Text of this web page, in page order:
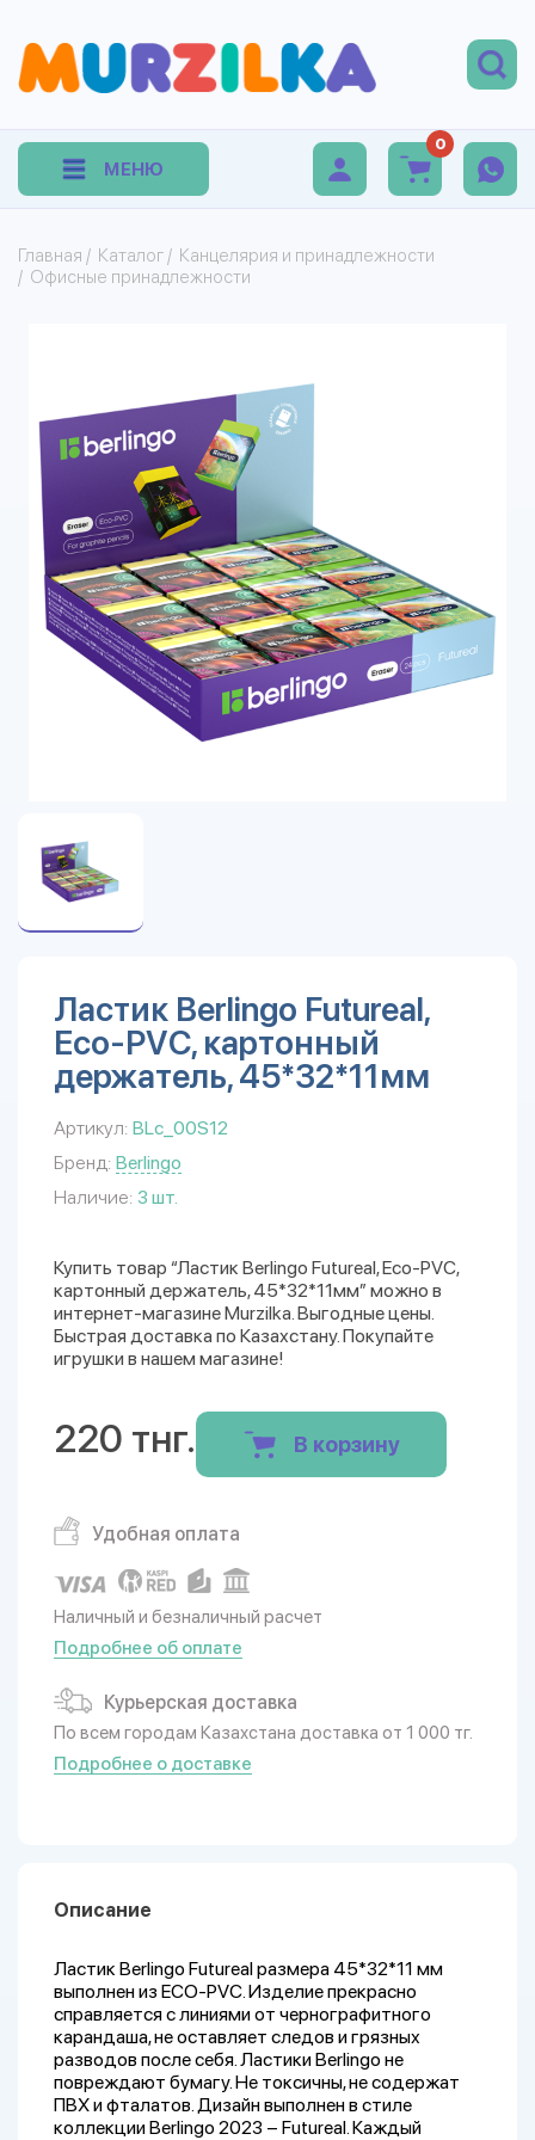
МЕНЮ
0
Главная / Каталог / Канцелярия и принадлежности
/ Офисные принадлежности
Ластик Berlingo Futureal,
Eco-PVC, картонный
держатель, 45*32*11мм
Артикул: BLc_00S12
Бренд: Berlingo
Наличие: 3 шт.
Купить товар “Ластик Berlingo Futureal, Eco-PVC,
картонный держатель, 45*32*11мм” можно в
интернет-магазине Murzilka. Выгодные цены.
Быстрая доставка по Казахстану. Покупайте
игрушки в нашем магазине!
220 тнг. В корзину
Удобная оплата
Наличный и безналичный расчет
Подробнее об оплате
Курьерская доставка
По всем городам Казахстана доставка от 1 000 тг.
Подробнее о доставке
Описание
Ластик Berlingo Futureal размера 45*32*11 мм
выполнен из ECO-PVC. Изделие прекрасно
справляется с линиями от чернографитного
карандаша, не оставляет следов и грязных
разводов после себя. Ластики Berlingo не
повреждают бумагу. Не токсичны, не содержат
ПВХ и фталатов. Дизайн выполнен в стиле
коллекции Berlingo 2023 – Futureal. Каждый